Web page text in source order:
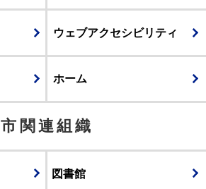
ウェブアクセシビリティ
ホーム
市関連組織
図書館